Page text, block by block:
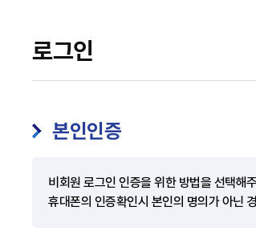
로그인
본인인증
비회원 로그인 인증을 위한 방법을 선택해
휴대폰의 인증확인시 본인의 명의가 아닌